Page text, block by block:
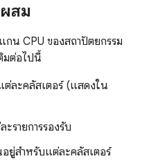
สม
น CPU ของสถาปัตยกรรม
มต่อไปนี้
ละคลัสเตอร์ (แสดงใน
ะรายการรองรับ
อยู่สำหรับแต่ละคลัสเตอร์